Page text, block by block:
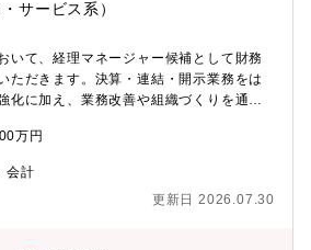
てきた「ヒトの力」に「ITの力」を兼ね
す。直近では、主要空港でのチェックイ
客業務や航空機整備業務などを担うグラ
展開する企業の子会社化や、物流関連の
業務提携など更なる事業拡大やIT化を推
ー(30代男性)スタッフ(30代女性)スタッ
サービス系）
いて、経理マネージャー候補として財務
ただきます。決算・連結・開示業務をは
化に加え、業務改善や組織づくりを通じ
的な業務】・月次、四半期、年決算処理
適時開示対応（有価証券報告書、決算短
メント、各種注記データ作成等・店舗減
応 、支払振込承認・年度計画作成、予実
万円
会計
更新日 2026.07.30